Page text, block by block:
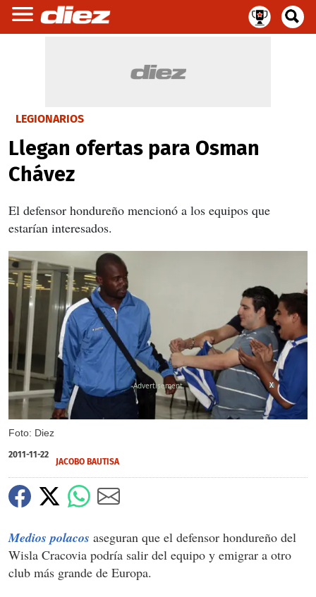
LEGIONARIOS
Llegan ofertas para Osman
Chávez
El defensor hondureño mencionó a los equipos que
estarían interesados.
Foto: Diez
X
2011-11-22
JACOBO BAUTISA
Medios polacos aseguran que el defensor hondureño del
Wisla Cracovia podría salir del equipo y emigrar a otro
club más grande de Europa.